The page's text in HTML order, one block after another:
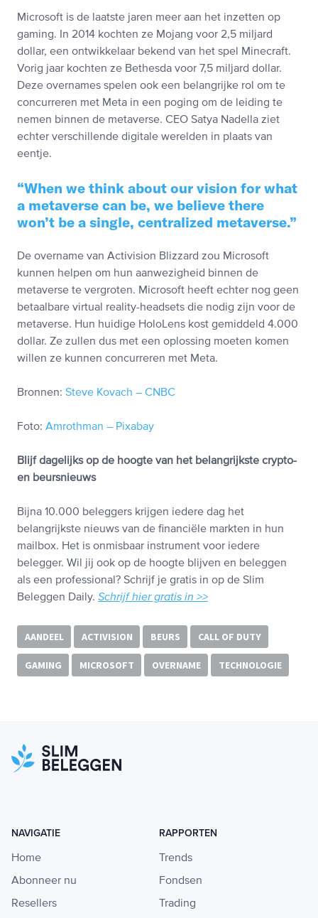
Microsoft is de laatste jaren meer aan het inzetten op
gaming. In 2014 kochten ze Mojang voor 2,5 miljard
dollar, een ontwikkelaar bekend van het spel Minecraft.
Vorig jaar kochten ze Bethesda voor 7,5 miljard dollar.
Deze overnames spelen ook een belangrijke rol om te
concurreren met Meta in een poging om de leiding te
nemen binnen de metaverse. CEO Satya Nadella ziet
echter verschillende digitale werelden in plaats van
eentje.
When we think about our vision for what
a metaverse can be, we believe there
won’t be a single, centralized metaverse.
De overname van Activision Blizzard zou Microsoft
kunnen helpen om hun aanwezigheid binnen de
metaverse te vergroten. Microsoft heeft echter nog geen
betaalbare virtual reality-headsets die nodig zijn voor de
metaverse. Hun huidige HoloLens kost gemiddeld 4.000
dollar. Ze zullen dus met een oplossing moeten komen
willen ze kunnen concurreren met Meta.
Bronnen: Steve Kovach – CNBC
Foto: Amrothman – Pixabay
Blijf dagelijks op de hoogte van het belangrijkste crypto-
en beursnieuws
Bijna 10.000 beleggers krijgen iedere dag het
belangrijkste nieuws van de financiële markten in hun
mailbox. Het is onmisbaar instrument voor iedere
belegger. Wil jij ook op de hoogte blijven en beleggen
als een professional? Schrijf je gratis in op de Slim
Beleggen Daily. Schrijf hier gratis in >>
AANDEEL ACTIVISION BEURS CALL OF DUTY
GAMING MICROSOFT OVERNAME TECHNOLOGIE
NAVIGATIE
Home
Abonneer nu
Resellers
RAPPORTEN
Trends
Fondsen
Trading